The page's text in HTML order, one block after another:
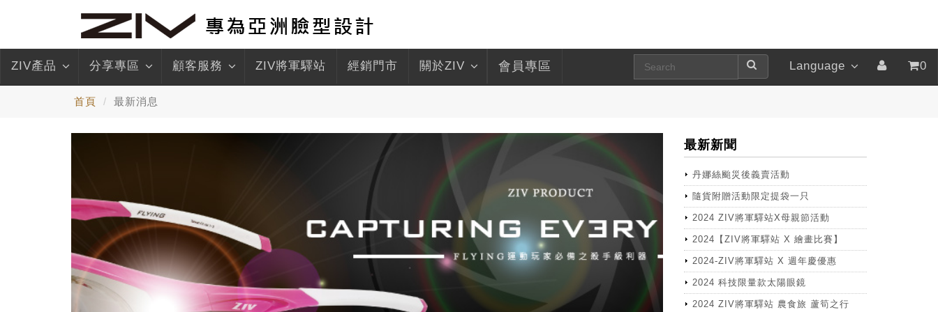
ZIV產品 分享專區 顧客服務 ZIV將軍驛站 經銷門市 關於ZIV 會員專區 Language 0
首頁 最新消息
最新新聞
丹娜絲颱災後義賣活動
隨貨附贈活動限定提袋一只
2024 ZIV將軍驛站X母親節活動
2024【ZIV將軍驛站 X 繪畫比賽】
2024-ZIV將軍驛站 X 週年慶優惠
2024 科技限量款太陽眼鏡
2024 ZIV將軍驛站 農食旅 蘆筍之行